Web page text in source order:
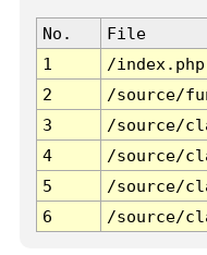
No. File
1
/index.php
2
/source/
3
/source/
4
/source/
5
/source/
6
/source/